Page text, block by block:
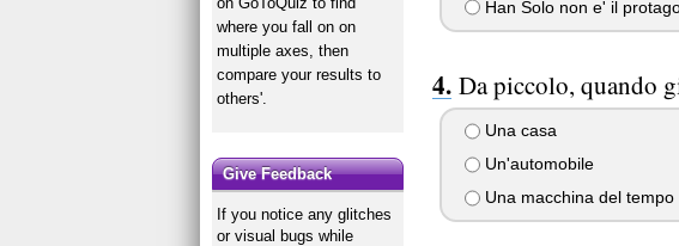
Han Solo non e' il
Da piccolo, quando
Una casa
Un'automobile
Una macchina del tempo
where you fall on on
multiple axes, then
compare your results to
others'.
Give Feedback
If you notice any glitches
or visual bugs while